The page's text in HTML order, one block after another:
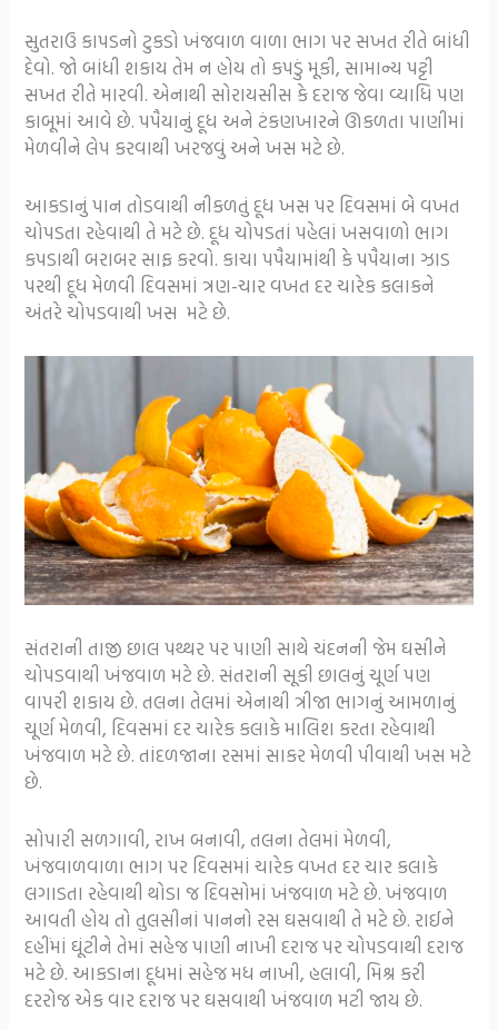
સુતરાઉ કાપડનો ટુકડો ખંજવાળ વાળા ભાગ પર સખત રીતે બાંધી
દેવો. જો બાંધી શકાય તેમ ન હોય તો કપડું મૂકી, સામાન્ય પટ્ટી
સખત રીતે મારવી. એનાથી સોરાયસીસ કે દરાજ જેવા વ્યાધિ પણ
કાબૂમાં આવે છે. પપૈયાનું દૂધ અને ટંકણખારને ઊકળતા પાણીમાં
મેળવીને લેપ કરવાથી ખરજવું અને ખસ મટે છે.
આકડાનું પાન તોડવાથી નીકળતું દૂધ ખસ પર દિવસમાં બે વખત
ચોપડતા રહેવાથી તે મટે છે. દૂધ ચોપડતાં પહેલાં ખસવાળો ભાગ
કપડાથી બરાબર સાફ કરવો. કાચા પપૈયામાંથી કે પપૈયાના ઝાડ
પરથી દૂધ મેળવી દિવસમાં ત્રણ-ચાર વખત દર ચારેક કલાકને
અંતરે ચોપડવાથી ખસ મટે છે.
સંતરાની તાજી છાલ પથ્થર પર પાણી સાથે ચંદનની જેમ ઘસીને
ચોપડવાથી ખંજવાળ મટે છે. સંતરાની સૂકી છાલનું ચૂર્ણ પણ
વાપરી શકાય છે. તલના તેલમાં એનાથી ત્રીજા ભાગનું આમળાનું
ચૂર્ણ મેળવી, દિવસમાં દર ચારેક કલાકે માલિશ કરતા રહેવાથી
ખંજવાળ મટે છે. તાંદળજાના રસમાં સાકર મેળવી પીવાથી ખસ મટે
છે.
સોપારી સળગાવી, રાખ બનાવી, તલના તેલમાં મેળવી,
ખંજવાળવાળા ભાગ પર દિવસમાં ચારેક વખત દર ચાર કલાકે
લગાડતા રહેવાથી થોડા જ દિવસોમાં ખંજવાળ મટે છે. ખંજવાળ
આવતી હોય તો તુલસીનાં પાનનો રસ ઘસવાથી તે મટે છે. રાઈને
દહીંમાં ઘૂંટીને તેમાં સહેજ પાણી નાખી દરાજ પર ચોપડવાથી દરાજ
મટે છે. આકડાના દૂધમાં સહેજ મધ નાખી, હલાવી, મિશ્ર કરી
દરરોજ એક વાર દરાજ પર ઘસવાથી ખંજવાળ મટી જાય છે.